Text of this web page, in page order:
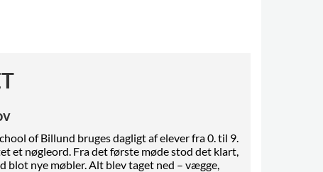
of Billund bruges dagligt af elever fra 0. til 9.
et nøgleord. Fra det første møde stod det klart,
blot nye møbler. Alt blev taget ned – vægge,